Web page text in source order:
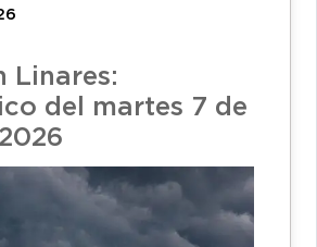
Linares:
del martes 7 de